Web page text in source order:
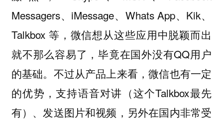
Messagers、iMessage、Whats App、Kik、
Talkbox 等，微信想从这些应用中脱颖而出
就不那么容易了，毕竟在国外没有QQ用户
的基础。不过从产品上来看，微信也有一定
的优势，支持语音对讲（这个Talkbox最先
有）、发送图片和视频，另外在国内非常受